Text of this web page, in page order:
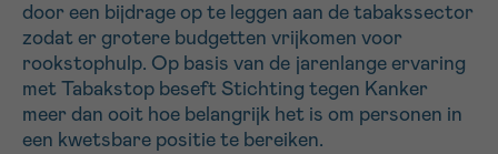
door een bijdrage op te leggen aan de tabakssector
zodat er grotere budgetten vrijkomen voor
rookstophulp. Op basis van de jarenlange ervaring
met Tabakstop beseft Stichting tegen Kanker
meer dan ooit hoe belangrijk het is om personen in
een kwetsbare positie te bereiken.